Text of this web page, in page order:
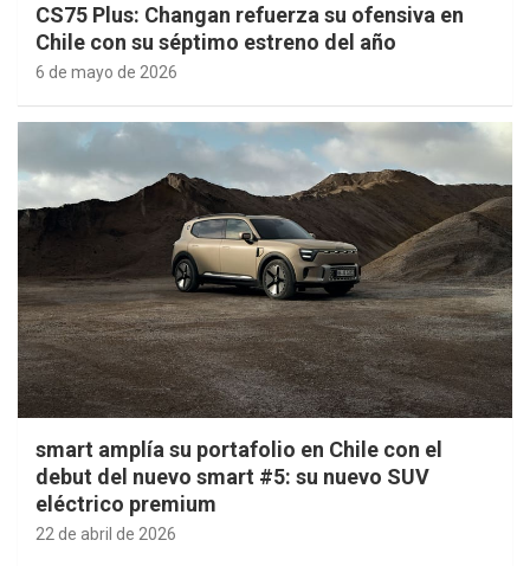
CS75 Plus: Changan refuerza su ofensiva en
Chile con su séptimo estreno del año
6 de mayo de 2026
smart amplía su portafolio en Chile con el
debut del nuevo smart #5: su nuevo SUV
eléctrico premium
22 de abril de 2026